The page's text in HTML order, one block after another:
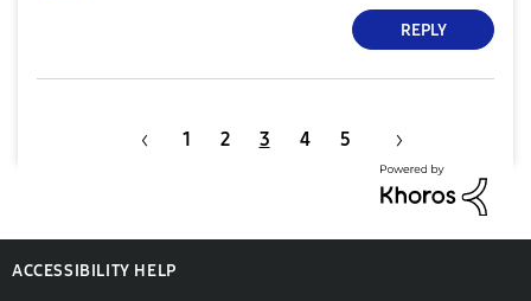
REPLY
1 2 3 4 5
ACCESSIBILITY HELP